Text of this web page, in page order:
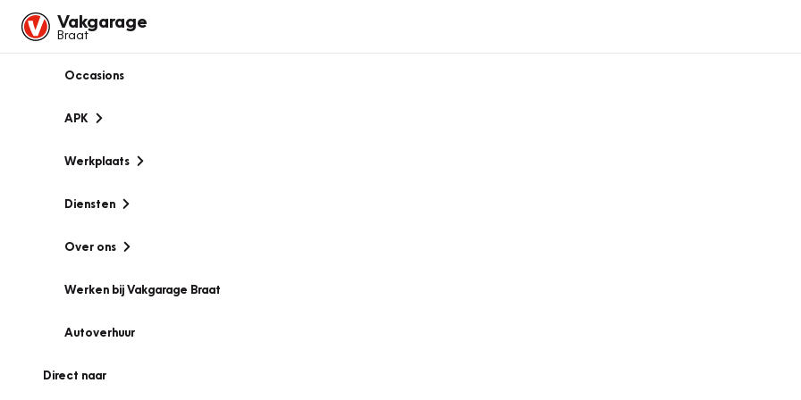
Vakgarage
Braat
Occasions
APK
Werkplaats
Diensten
Over ons
Werken bij Vakgarage Braat
Autoverhuur
Direct naar